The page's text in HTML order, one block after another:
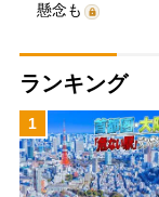
懸念も
ランキング
1